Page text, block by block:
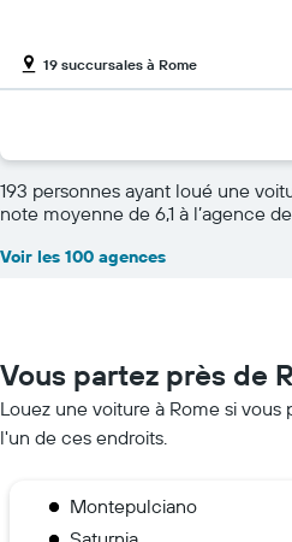
19 succursales à Rome
193 personnes ayant loué une
note moyenne de 6,1 à l’agence
Voir les 100 agences
Vous partez près de
Louez une voiture à Rome si
l'un de ces endroits.
Montepulciano